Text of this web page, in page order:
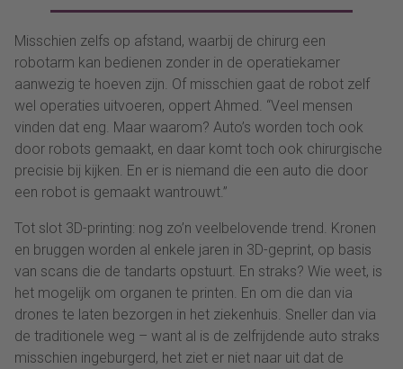
Misschien zelfs op afstand, waarbij de chirurg een
robotarm kan bedienen zonder in de operatiekamer
aanwezig te hoeven zijn. Of misschien gaat de robot zelf
wel operaties uitvoeren, oppert Ahmed. “Veel mensen
vinden dat eng. Maar waarom? Auto’s worden toch ook
door robots gemaakt, en daar komt toch ook chirurgische
precisie bij kijken. En er is niemand die een auto die door
een robot is gemaakt wantrouwt.”
Tot slot 3D-printing: nog zo’n veelbelovende trend. Kronen
en bruggen worden al enkele jaren in 3D-geprint, op basis
van scans die de tandarts opstuurt. En straks? Wie weet, is
het mogelijk om organen te printen. En om die dan via
drones te laten bezorgen in het ziekenhuis. Sneller dan via
de traditionele weg – want al is de zelfrijdende auto straks
misschien ingeburgerd, het ziet er niet naar uit dat de